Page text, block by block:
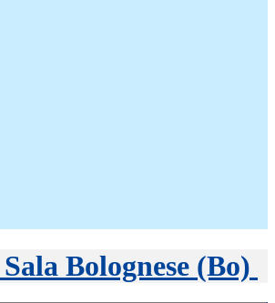
Sala Bolognese (Bo)